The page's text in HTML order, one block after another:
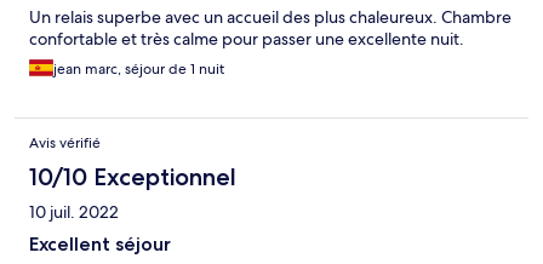
Un relais superbe avec un accueil des plus chaleureux. Chambre
confortable et très calme pour passer une excellente nuit.
jean marc, séjour de 1 nuit
Avis vérifié
10/10 Exceptionnel
10 juil. 2022
Excellent séjour